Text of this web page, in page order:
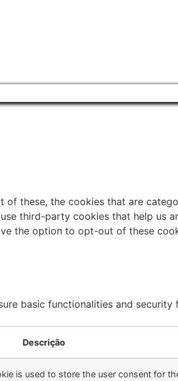
these, the cookies that are
third-party cookies that help us
the option to opt-out of these
basic functionalities and security
Descrição
is used to store the user consent for